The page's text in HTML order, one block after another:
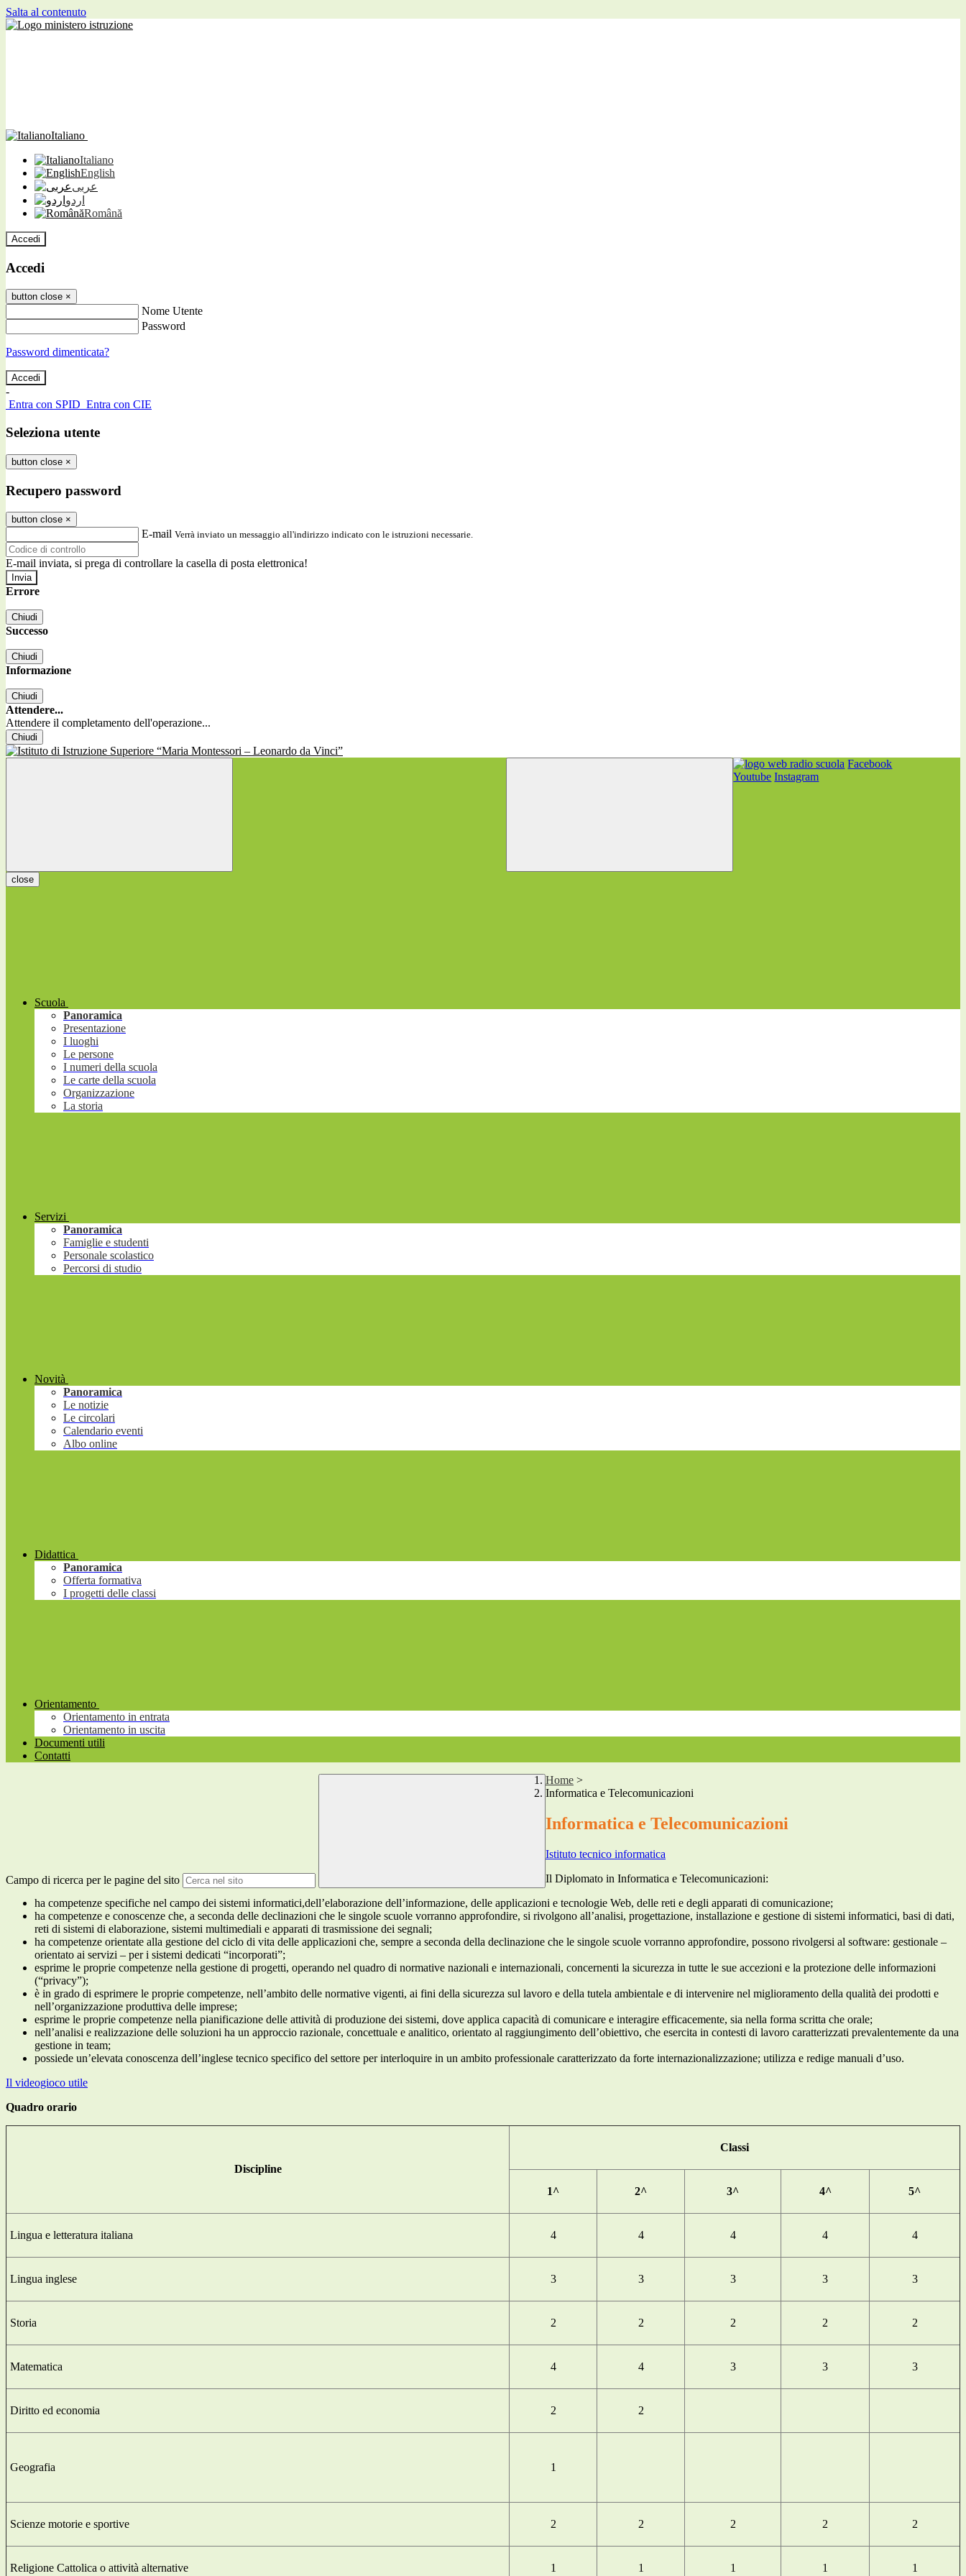
Salta al contenuto
Italiano
Italiano
English
عربى
اردو
Română
Accedi
Accedi
button close ×
Nome Utente
Password
Password dimenticata?
-
Entra con SPID Entra con CIE
Seleziona utente
button close ×
Recupero password
button close ×
E-mail Verrà inviato un messaggio all'indirizzo indicato con le istruzioni necessarie.
E-mail inviata, si prega di controllare la casella di posta elettronica!
Errore
Chiudi
Successo
Chiudi
Informazione
Chiudi
Attendere...
Attendere il completamento dell'operazione...
Chiudi
Facebook
Youtube Instagram
close
Scuola
Panoramica
Presentazione
I luoghi
Le persone
I numeri della scuola
Le carte della scuola
Organizzazione
La storia
Servizi
Panoramica
Famiglie e studenti
Personale scolastico
Percorsi di studio
Novità
Panoramica
Le notizie
Le circolari
Calendario eventi
Albo online
Didattica
Panoramica
Offerta formativa
I progetti delle classi
Orientamento
Orientamento in entrata
Orientamento in uscita
Documenti utili
Contatti
Campo di ricerca per le pagine del sito
Home >
Informatica e Telecomunicazioni
Informatica e Telecomunicazioni
Istituto tecnico informatica
Il Diplomato in Informatica e Telecomunicazioni:
ha competenze specifiche nel campo dei sistemi informatici,dell’elaborazione dell’informazione, delle applicazioni e tecnologie Web, delle reti e degli apparati di comunicazione;
ha competenze e conoscenze che, a seconda delle declinazioni che le singole scuole vorranno approfondire, si rivolgono all’analisi, progettazione, installazione e gestione di sistemi informatici, basi di dati,
reti di sistemi di elaborazione, sistemi multimediali e apparati di trasmissione dei segnali;
ha competenze orientate alla gestione del ciclo di vita delle applicazioni che, sempre a seconda della declinazione che le singole scuole vorranno approfondire, possono rivolgersi al software: gestionale –
orientato ai servizi – per i sistemi dedicati “incorporati”;
esprime le proprie competenze nella gestione di progetti, operando nel quadro di normative nazionali e internazionali, concernenti la sicurezza in tutte le sue accezioni e la protezione delle informazioni
(“privacy”);
è in grado di esprimere le proprie competenze, nell’ambito delle normative vigenti, ai fini della sicurezza sul lavoro e della tutela ambientale e di intervenire nel miglioramento della qualità dei prodotti e
nell’organizzazione produttiva delle imprese;
esprime le proprie competenze nella pianificazione delle attività di produzione dei sistemi, dove applica capacità di comunicare e interagire efficacemente, sia nella forma scritta che orale;
nell’analisi e realizzazione delle soluzioni ha un approccio razionale, concettuale e analitico, orientato al raggiungimento dell’obiettivo, che esercita in contesti di lavoro caratterizzati prevalentemente da una
gestione in team;
possiede un’elevata conoscenza dell’inglese tecnico specifico del settore per interloquire in un ambito professionale caratterizzato da forte internazionalizzazione; utilizza e redige manuali d’uso.
Il videogioco utile
Quadro orario
Discipline
Classi
1^ 2^ 3^ 4^ 5^
Lingua e letteratura italiana 4 4 4 4 4
Lingua inglese 3 3 3 3 3
Storia 2 2 2 2 2
Matematica 4 4 3 3 3
Diritto ed economia 2 2
Geografia 1
Scienze motorie e sportive 2 2 2 2 2
Religione Cattolica o attività alternative 1 1 1 1 1